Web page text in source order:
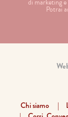
di marketing
Potrai
Chi siamo